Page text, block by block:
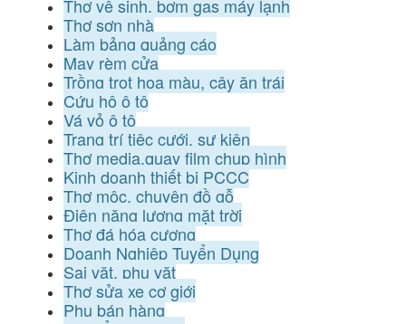
Thợ vệ sinh, bơm gas máy lạnh
Thợ sơn nhà
Làm bảng quảng cáo
May rèm cửa
Trồng trọt hoa màu, cây ăn trái
Cứu hộ ô tô
Vá vỏ ô tô
Trang trí tiệc cưới, sự kiện
Thợ media,quay film chụp hình
Kinh doanh thiết bị PCCC
Thợ mộc, chuyên đồ gỗ
Điện năng lượng mặt trời
Thợ đá hóa cương
Doanh Nghiệp Tuyển Dụng
Sai vặt, phụ vặt
Thợ sửa xe cơ giới
Phụ bán hàng